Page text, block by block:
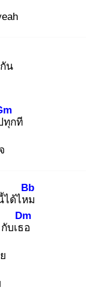
น
ทุกที
ได้ไหม
Bb
บเธอ
Dm